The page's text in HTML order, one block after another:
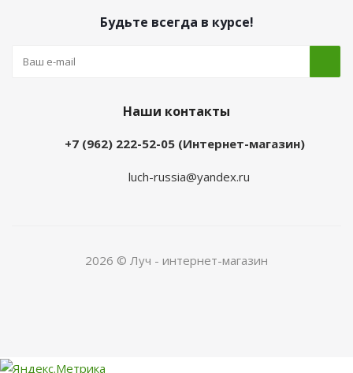
Будьте всегда в курсе!
Наши контакты
+7 (962) 222-52-05 (Интернет-магазин)
luch-russia@yandex.ru
2026 © Луч - интернет-магазин